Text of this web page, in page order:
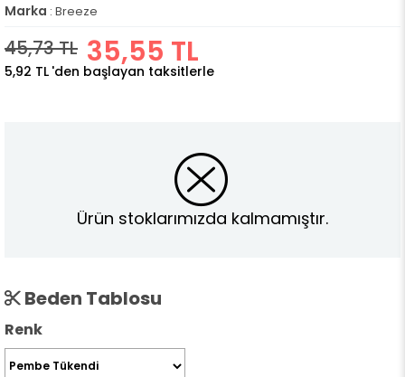
Marka : Breeze
45,73 TL 35,55 TL
5,92 TL 'den başlayan taksitlerle
Ürün stoklarımızda kalmamıştır.
Beden Tablosu
Renk